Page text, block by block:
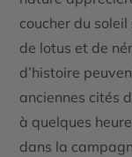
coucher du soleil
de lotus et de
d’histoire
anciennes cités
à quelques
dans la